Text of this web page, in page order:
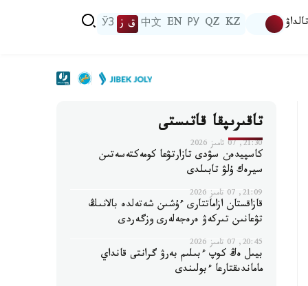
تالداۋ KZ
QZ
РУ
EN
中文 ق ز ЎЗ
تاقىرىپقا قاتىستى
21:30, 07 تامىز 2026
كاسپيدەن سۋدى تازارتۋعا كومەكتەسەتىن
سيرەك ۇلۋ تابىلدى
21:09, 07 تامىز 2026
قازاقستان ازاماتتارى ءۇشىن شەتەلدە بالانىڭ
تۋعانىن تىركەۋ ەرەجەلەرى وزگەردى
20:45, 07 تامىز 2026
بيىل ەڭ كوپ ءبىلىم بەرۋ گرانتى قانداي
ماماندىقتارعا ءبولىندى